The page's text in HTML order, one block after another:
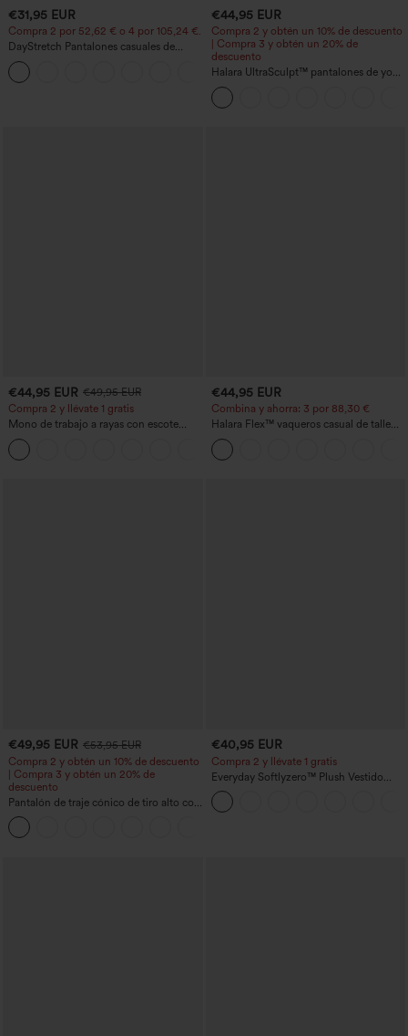
€31,95 EUR
Compra 2 por 52,62 € o 4 por 105,24 €.
DayStretch Pantalones casuales de
cintura alta con pernera tipo barril y
bolsillos
+5
€44,95 EUR
Compra 2 y obtén un 10% de descuento
| Compra 3 y obtén un 20% de
descuento
Halara UltraSculpt™ pantalones de yoga
holgados de talle alto con control
abdominal, rayas color block y bolsillos
€44,95 EUR €49,95 EUR
Compra 2 y llévate 1 gratis
Mono de trabajo a rayas con escote
barco, sin mangas, lazo lateral, tacto
Cool Touch y bolsillos - Edición Easy
Peezy
€44,95 EUR
Combina y ahorra: 3 por 88,30 €
Halara Flex™ vaqueros casual de talle
alto con bolsillos, estilo baggy de pierna
ancha, efecto lavado
€49,95 EUR €53,95 EUR
Compra 2 y obtén un 10% de descuento
| Compra 3 y obtén un 20% de
descuento
Pantalón de traje cónico de tiro alto con
bolsillos
€40,95 EUR
Compra 2 y llévate 1 gratis
Everyday Softlyzero™ Plush Vestido
deportivo sin espalda 2 en 1
acampanado -Wannabe -Easy Peezy